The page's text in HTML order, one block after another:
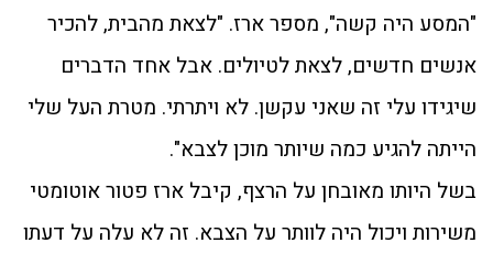
"המסע היה קשה", מספר ארז. "לצאת מהבית, להכיר
אנשים חדשים, לצאת לטיולים. אבל אחד הדברים
שיגידו עלי זה שאני עקשן. לא ויתרתי. מטרת העל שלי
הייתה להגיע כמה שיותר מוכן לצבא".
בשל היותו מאובחן על הרצף, קיבל ארז פטור אוטומטי
משירות ויכול היה לוותר על הצבא. זה לא עלה על דעתו